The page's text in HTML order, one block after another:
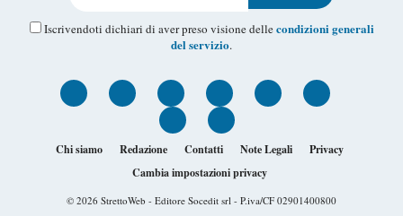
Iscrivendoti dichiari di aver preso visione dellecondizioni generali
del servizio.
Chi siamo Redazione Contatti Note Legali
Privacy
Cambia impostazioni privacy
© 2026 StrettoWeb - Editore Socedit srl - P.iva/CF 02901400800